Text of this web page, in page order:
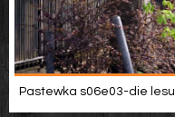
Pastewka s06e03-die